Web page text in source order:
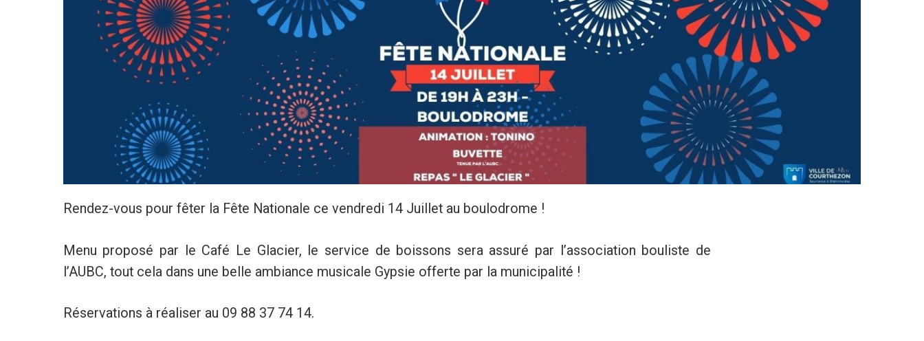
Rendez-vous pour fêter la Fête Nationale ce vendredi 14 Juillet au boulodrome !
Menu proposé par le Café Le Glacier, le service de boissons sera assuré par l’association bouliste de
l’AUBC, tout cela dans une belle ambiance musicale Gypsie offerte par la municipalité !
Réservations à réaliser au 09 88 37 74 14.